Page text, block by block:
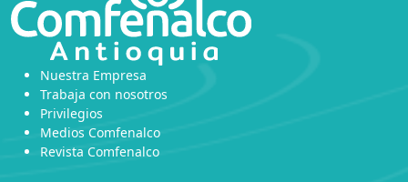
Nuestra Empresa
Trabaja con nosotros
Privilegios
Medios Comfenalco
Revista Comfenalco